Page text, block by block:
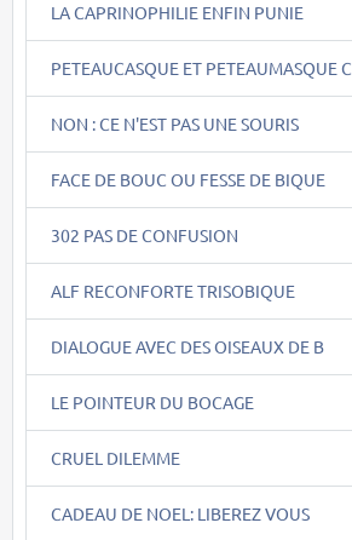
LA CAPRINOPHILIE ENFIN PUNIE
PETEAUCASQUE ET PETEAUMASQUE C
NON : CE N'EST PAS UNE SOURIS
FACE DE BOUC OU FESSE DE BIQUE
302 PAS DE CONFUSION
ALF RECONFORTE TRISOBIQUE
DIALOGUE AVEC DES OISEAUX DE B
LE POINTEUR DU BOCAGE
CRUEL DILEMME
CADEAU DE NOEL: LIBEREZ VOUS